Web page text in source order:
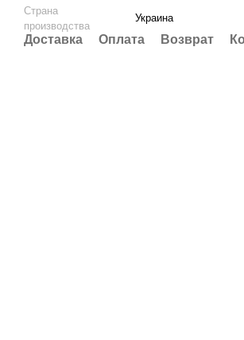
Страна
производства
Украина
Доставка Оплата Возврат